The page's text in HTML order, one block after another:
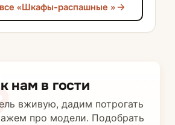
«Шкафы-распашные »
нам в гости
вживую, дадим потрогать
про модели. Подобрать